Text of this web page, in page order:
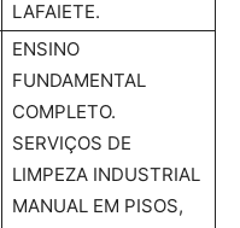
LAFAIETE.
ENSINO
FUNDAMENTAL
COMPLETO.
SERVIÇOS DE
LIMPEZA INDUSTRIAL
MANUAL EM PISOS,